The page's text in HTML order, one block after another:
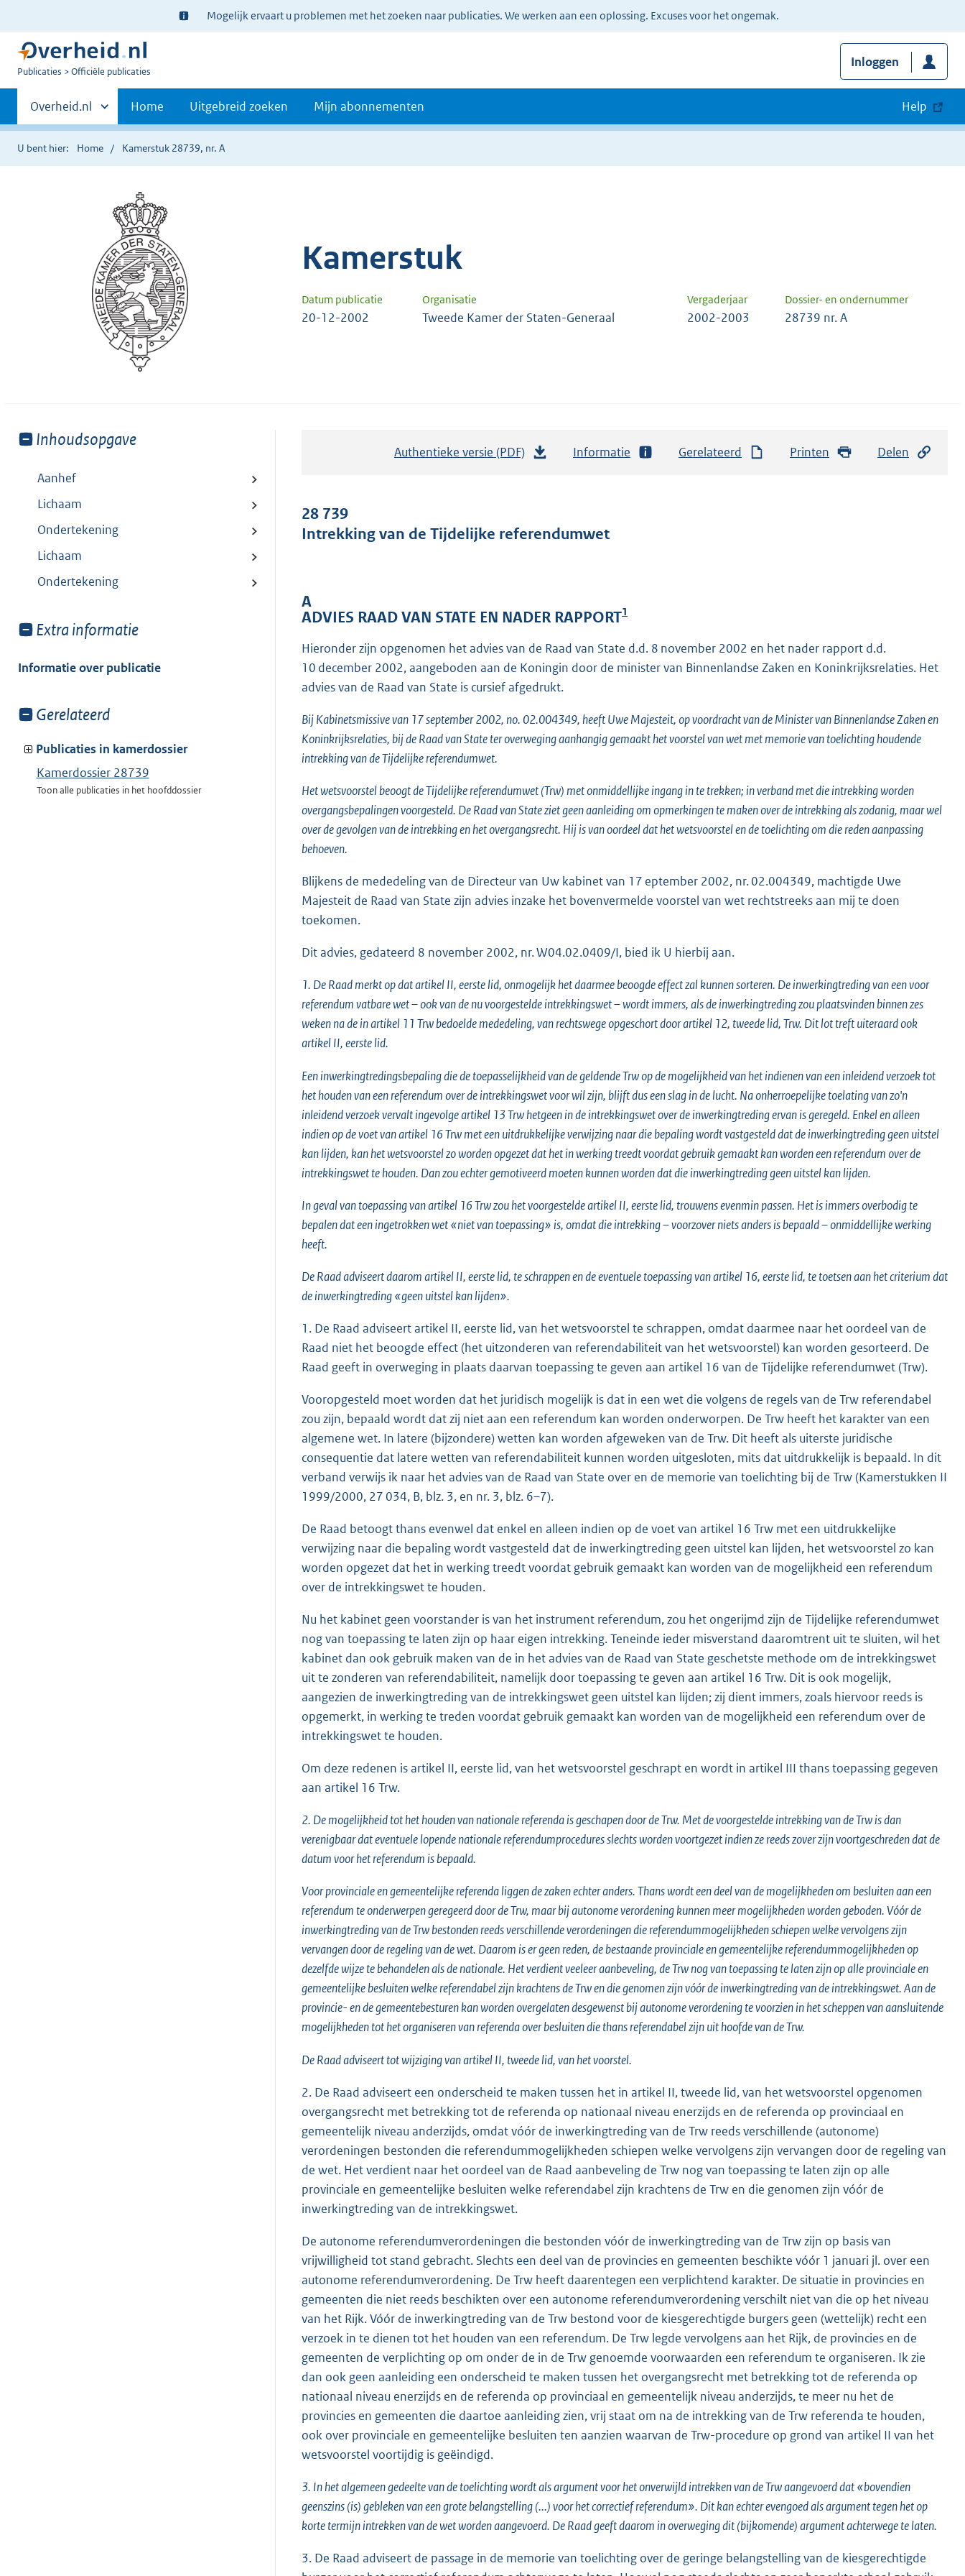
Ter
informatie:
Mogelijk ervaart u problemen met het zoeken naar publicaties. We werken aan een oplossing. Excuses voor het ongemak.
U
Publicaties Officiële publicaties
Inloggen
Primaire
navigatie
Andere
sites
binnen
Overheid.nl Home Uitgebreid zoeken Mijn abonnementen Help
U bent hier: Home Kamerstuk 28739, nr. A
Kamerstuk
Datum publicatie Organisatie Vergaderjaar Dossier- en ondernummer
20-12-2002 Tweede Kamer der Staten-Generaal 2002-2003 28739 nr. A
Toon
van:
Inhoudsopgave
Aanhef
Lichaam
Ondertekening
Lichaam
Ondertekening
Toon
van:
Extra informatie
Informatie over publicatie
Toon
van:
Gerelateerd
Publicaties in kamerdossier
Kamerdossier 28739
Toon alle publicaties in het hoofddossier
Authentieke versie (PDF)
a
r
o
o
t
e
:
Informatie Gerelateerd Printen Delen
28 739
Intrekking van de Tijdelijke referendumwet
A
ADVIES RAAD VAN STATE EN NADER RAPPORT1
Hieronder zijn opgenomen het advies van de Raad van State d.d. 8 november 2002 en het nader rapport d.d.
10 december 2002, aangeboden aan de Koningin door de minister van Binnenlandse Zaken en Koninkrijksrelaties. Het
advies van de Raad van State is cursief afgedrukt.
Bij Kabinetsmissive van 17 september 2002, no. 02.004349, heeft Uwe Majesteit, op voordracht van de Minister van Binnenlandse Zaken en
Koninkrijksrelaties, bij de Raad van State ter overweging aanhangig gemaakt het voorstel van wet met memorie van toelichting houdende
intrekking van de Tijdelijke referendumwet.
Het wetsvoorstel beoogt de Tijdelijke referendumwet (Trw) met onmiddellijke ingang in te trekken; in verband met die intrekking worden
overgangsbepalingen voorgesteld. De Raad van State ziet geen aanleiding om opmerkingen te maken over de intrekking als zodanig, maar wel
over de gevolgen van de intrekking en het overgangsrecht. Hij is van oordeel dat het wetsvoorstel en de toelichting om die reden aanpassing
behoeven.
Blijkens de mededeling van de Directeur van Uw kabinet van 17 eptember 2002, nr. 02.004349, machtigde Uwe
Majesteit de Raad van State zijn advies inzake het bovenvermelde voorstel van wet rechtstreeks aan mij te doen
toekomen.
Dit advies, gedateerd 8 november 2002, nr. W04.02.0409/I, bied ik U hierbij aan.
1. De Raad merkt op dat artikel II, eerste lid, onmogelijk het daarmee beoogde effect zal kunnen sorteren. De inwerkingtreding van een voor
referendum vatbare wet – ook van de nu voorgestelde intrekkingswet – wordt immers, als de inwerkingtreding zou plaatsvinden binnen zes
weken na de in artikel 11 Trw bedoelde mededeling, van rechtswege opgeschort door artikel 12, tweede lid, Trw. Dit lot treft uiteraard ook
artikel II, eerste lid.
Een inwerkingtredingsbepaling die de toepasselijkheid van de geldende Trw op de mogelijkheid van het indienen van een inleidend verzoek tot
het houden van een referendum over de intrekkingswet voor wil zijn, blijft dus een slag in de lucht. Na onherroepelijke toelating van zo'n
inleidend verzoek vervalt ingevolge artikel 13 Trw hetgeen in de intrekkingswet over de inwerkingtreding ervan is geregeld. Enkel en alleen
indien op de voet van artikel 16 Trw met een uitdrukkelijke verwijzing naar die bepaling wordt vastgesteld dat de inwerkingtreding geen uitstel
kan lijden, kan het wetsvoorstel zo worden opgezet dat het in werking treedt voordat gebruik gemaakt kan worden een referendum over de
intrekkingswet te houden. Dan zou echter gemotiveerd moeten kunnen worden dat die inwerkingtreding geen uitstel kan lijden.
In geval van toepassing van artikel 16 Trw zou het voorgestelde artikel II, eerste lid, trouwens evenmin passen. Het is immers overbodig te
bepalen dat een ingetrokken wet «niet van toepassing» is, omdat die intrekking – voorzover niets anders is bepaald – onmiddellijke werking
heeft.
De Raad adviseert daarom artikel II, eerste lid, te schrappen en de eventuele toepassing van artikel 16, eerste lid, te toetsen aan het criterium dat
de inwerkingtreding «geen uitstel kan lijden».
1. De Raad adviseert artikel II, eerste lid, van het wetsvoorstel te schrappen, omdat daarmee naar het oordeel van de
Raad niet het beoogde effect (het uitzonderen van referendabiliteit van het wetsvoorstel) kan worden gesorteerd. De
Raad geeft in overweging in plaats daarvan toepassing te geven aan artikel 16 van de Tijdelijke referendumwet (Trw).
Vooropgesteld moet worden dat het juridisch mogelijk is dat in een wet die volgens de regels van de Trw referendabel
zou zijn, bepaald wordt dat zij niet aan een referendum kan worden onderworpen. De Trw heeft het karakter van een
algemene wet. In latere (bijzondere) wetten kan worden afgeweken van de Trw. Dit heeft als uiterste juridische
consequentie dat latere wetten van referendabiliteit kunnen worden uitgesloten, mits dat uitdrukkelijk is bepaald. In dit
verband verwijs ik naar het advies van de Raad van State over en de memorie van toelichting bij de Trw (Kamerstukken II
1999/2000, 27 034, B, blz. 3, en nr. 3, blz. 6–7).
De Raad betoogt thans evenwel dat enkel en alleen indien op de voet van artikel 16 Trw met een uitdrukkelijke
verwijzing naar die bepaling wordt vastgesteld dat de inwerkingtreding geen uitstel kan lijden, het wetsvoorstel zo kan
worden opgezet dat het in werking treedt voordat gebruik gemaakt kan worden van de mogelijkheid een referendum
over de intrekkingswet te houden.
Nu het kabinet geen voorstander is van het instrument referendum, zou het ongerijmd zijn de Tijdelijke referendumwet
nog van toepassing te laten zijn op haar eigen intrekking. Teneinde ieder misverstand daaromtrent uit te sluiten, wil het
kabinet dan ook gebruik maken van de in het advies van de Raad van State geschetste methode om de intrekkingswet
uit te zonderen van referendabiliteit, namelijk door toepassing te geven aan artikel 16 Trw. Dit is ook mogelijk,
aangezien de inwerkingtreding van de intrekkingswet geen uitstel kan lijden; zij dient immers, zoals hiervoor reeds is
opgemerkt, in werking te treden voordat gebruik gemaakt kan worden van de mogelijkheid een referendum over de
intrekkingswet te houden.
Om deze redenen is artikel II, eerste lid, van het wetsvoorstel geschrapt en wordt in artikel III thans toepassing gegeven
aan artikel 16 Trw.
2. De mogelijkheid tot het houden van nationale referenda is geschapen door de Trw. Met de voorgestelde intrekking van de Trw is dan
verenigbaar dat eventuele lopende nationale referendumprocedures slechts worden voortgezet indien ze reeds zover zijn voortgeschreden dat de
datum voor het referendum is bepaald.
Voor provinciale en gemeentelijke referenda liggen de zaken echter anders. Thans wordt een deel van de mogelijkheden om besluiten aan een
referendum te onderwerpen geregeerd door de Trw, maar bij autonome verordening kunnen meer mogelijkheden worden geboden. Vóór de
inwerkingtreding van de Trw bestonden reeds verschillende verordeningen die referendummogelijkheden schiepen welke vervolgens zijn
vervangen door de regeling van de wet. Daarom is er geen reden, de bestaande provinciale en gemeentelijke referendummogelijkheden op
dezelfde wijze te behandelen als de nationale. Het verdient veeleer aanbeveling, de Trw nog van toepassing te laten zijn op alle provinciale en
gemeentelijke besluiten welke referendabel zijn krachtens de Trw en die genomen zijn vóór de inwerkingtreding van de intrekkingswet. Aan de
provincie- en de gemeentebesturen kan worden overgelaten desgewenst bij autonome verordening te voorzien in het scheppen van aansluitende
mogelijkheden tot het organiseren van referenda over besluiten die thans referendabel zijn uit hoofde van de Trw.
De Raad adviseert tot wijziging van artikel II, tweede lid, van het voorstel.
2. De Raad adviseert een onderscheid te maken tussen het in artikel II, tweede lid, van het wetsvoorstel opgenomen
overgangsrecht met betrekking tot de referenda op nationaal niveau enerzijds en de referenda op provinciaal en
gemeentelijk niveau anderzijds, omdat vóór de inwerkingtreding van de Trw reeds verschillende (autonome)
verordeningen bestonden die referendummogelijkheden schiepen welke vervolgens zijn vervangen door de regeling van
de wet. Het verdient naar het oordeel van de Raad aanbeveling de Trw nog van toepassing te laten zijn op alle
provinciale en gemeentelijke besluiten welke referendabel zijn krachtens de Trw en die genomen zijn vóór de
inwerkingtreding van de intrekkingswet.
De autonome referendumverordeningen die bestonden vóór de inwerkingtreding van de Trw zijn op basis van
vrijwilligheid tot stand gebracht. Slechts een deel van de provincies en gemeenten beschikte vóór 1 januari jl. over een
autonome referendumverordening. De Trw heeft daarentegen een verplichtend karakter. De situatie in provincies en
gemeenten die niet reeds beschikten over een autonome referendumverordening verschilt niet van die op het niveau
van het Rijk. Vóór de inwerkingtreding van de Trw bestond voor de kiesgerechtigde burgers geen (wettelijk) recht een
verzoek in te dienen tot het houden van een referendum. De Trw legde vervolgens aan het Rijk, de provincies en de
gemeenten de verplichting op om onder de in de Trw genoemde voorwaarden een referendum te organiseren. Ik zie
dan ook geen aanleiding een onderscheid te maken tussen het overgangsrecht met betrekking tot de referenda op
nationaal niveau enerzijds en de referenda op provinciaal en gemeentelijk niveau anderzijds, te meer nu het de
provincies en gemeenten die daartoe aanleiding zien, vrij staat om na de intrekking van de Trw referenda te houden,
ook over provinciale en gemeentelijke besluiten ten aanzien waarvan de Trw-procedure op grond van artikel II van het
wetsvoorstel voortijdig is geëindigd.
3. In het algemeen gedeelte van de toelichting wordt als argument voor het onverwijld intrekken van de Trw aangevoerd dat «bovendien
geenszins (is) gebleken van een grote belangstelling (...) voor het correctief referendum». Dit kan echter evengoed als argument tegen het op
korte termijn intrekken van de wet worden aangevoerd. De Raad geeft daarom in overweging dit (bijkomende) argument achterwege te laten.
3. De Raad adviseert de passage in de memorie van toelichting over de geringe belangstelling van de kiesgerechtigde